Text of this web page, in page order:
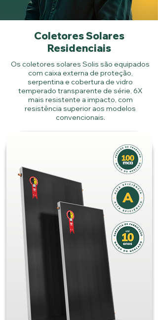
Coletores Solares
Residenciais
Os coletores solares Solis são equipados
com caixa externa de proteção,
serpentina e cobertura de vidro
temperado transparente de série, 6X
mais resistente a impacto, com
resistência superior aos modelos
convencionais.